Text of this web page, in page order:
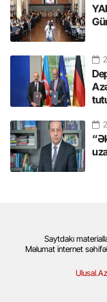
Saytdakı
Məlumat internet
Ulusal.Az